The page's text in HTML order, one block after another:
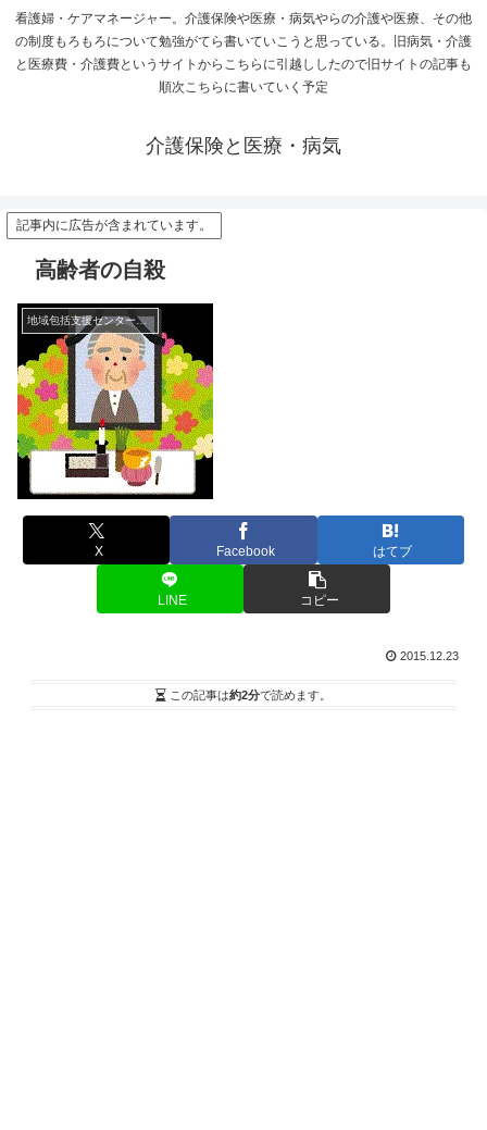
看護婦・ケアマネージャー。介護保険や医療・病気やらの介護や医療、その他
の制度もろもろについて勉強がてら書いていこうと思っている。旧病気・介護
と医療費・介護費というサイトからこちらに引越ししたので旧サイトの記事も
順次こちらに書いていく予定
介護保険と医療・病気
記事内に広告が含まれています。
高齢者の自殺
地域包括支援センターの日常
X Facebook はてブ
LINE コピー
2015.12.23
この記事は約2分で読めます。